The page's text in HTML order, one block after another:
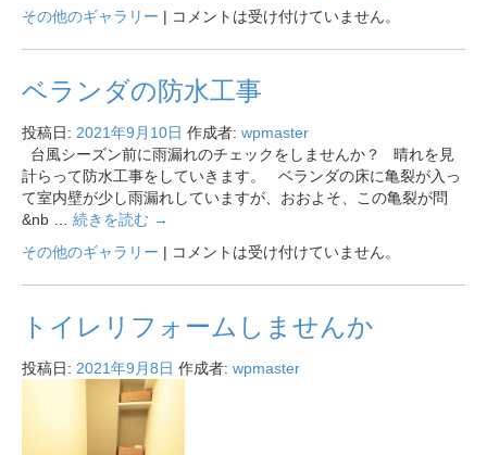
その他のギャラリー | コメントは受け付けていません。
ベランダの防水工事
投稿日: 2021年9月10日 作成者: wpmaster
台風シーズン前に雨漏れのチェックをしませんか？ 晴れを見
計らって防水工事をしていきます。 ベランダの床に亀裂が入っ
て室内壁が少し雨漏れしていますが、おおよそ、この亀裂が問
&nb … 続きを読む →
その他のギャラリー | コメントは受け付けていません。
トイレリフォームしませんか
投稿日: 2021年9月8日 作成者: wpmaster